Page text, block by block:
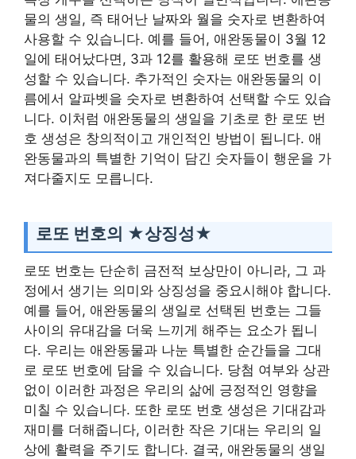
물의 생일, 즉 태어난 날짜와 월을 숫자로 변환하여
사용할 수 있습니다. 예를 들어, 애완동물이 3월 12
일에 태어났다면, 3과 12를 활용해 로또 번호를 생
성할 수 있습니다. 추가적인 숫자는 애완동물의 이
름에서 알파벳을 숫자로 변환하여 선택할 수도 있습
니다. 이처럼 애완동물의 생일을 기초로 한 로또 번
호 생성은 창의적이고 개인적인 방법이 됩니다. 애
완동물과의 특별한 기억이 담긴 숫자들이 행운을 가
져다줄지도 모릅니다.
로또 번호의 ★상징성★
로또 번호는 단순히 금전적 보상만이 아니라, 그 과
정에서 생기는 의미와 상징성을 중요시해야 합니다.
예를 들어, 애완동물의 생일로 선택된 번호는 그들
사이의 유대감을 더욱 느끼게 해주는 요소가 됩니
다. 우리는 애완동물과 나눈 특별한 순간들을 그대
로 로또 번호에 담을 수 있습니다. 당첨 여부와 상관
없이 이러한 과정은 우리의 삶에 긍정적인 영향을
미칠 수 있습니다. 또한 로또 번호 생성은 기대감과
재미를 더해줍니다, 이러한 작은 기대는 우리의 일
상에 활력을 주기도 합니다. 결국, 애완동물의 생일